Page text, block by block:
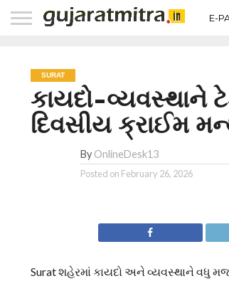
E-
SURAT
કાયદો-વ્યવસ્થાને
દિવસીય ક્રાઈમ
By OnlineDesk13
Posted on February 26, 2026
Surat શહેરમાં કાયદો અને વ્યવસ્થાને વધુ